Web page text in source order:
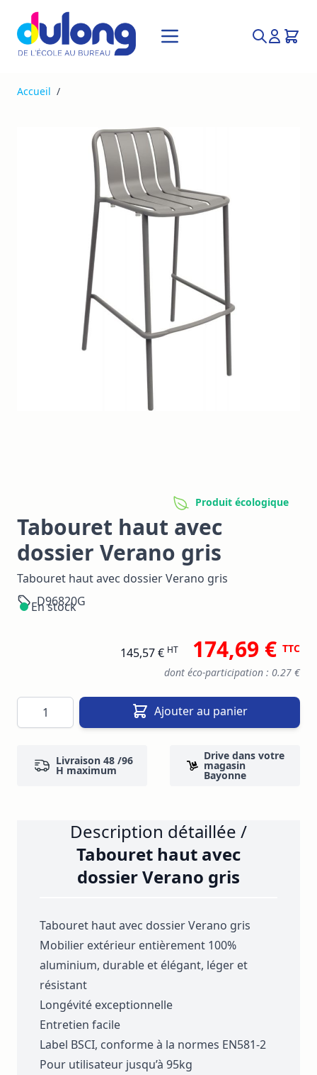
Allez au contenu
Rechercher
Accueil /
Produit écologique
Tabouret haut avec
dossier Verano gris
Tabouret haut avec dossier Verano gris
D96820G
En stock
145,57 € HT 174,69 € TTC
dont éco-participation : 0.27 €
Quantité Ajouter au panier
Livraison 48 /96
H maximum
Drive dans votre
magasin
Bayonne
Description détaillée /
Tabouret haut avec
dossier Verano gris
Tabouret haut avec dossier Verano gris
Mobilier extérieur entièrement 100%
aluminium, durable et élégant, léger et
résistant
Longévité exceptionnelle
Entretien facile
Label BSCI, conforme à la normes EN581-2
Pour utilisateur jusqu’à 95kg